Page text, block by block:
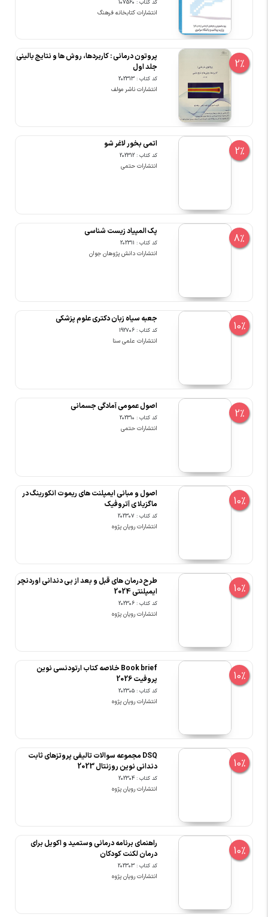
کد کتاب : 107560
انتشارات کتابخانه فرهنگ
2%
پروتون درمانی : کاربردها، روش ها و نتایج بالینی
جلد اول
کد کتاب : 202313
انتشارات ناشر مولف
2%
اتمی بخور لاغر شو
کد کتاب : 202312
انتشارات حتمی
8%
پک المپیاد زیست شناسی
کد کتاب : 202311
انتشارات دانش پژوهان جوان
10%
جعبه سیاه زبان دکتری علوم پزشکی
کد کتاب : 192706
انتشارات علمی سنا
2%
اصول عمومی آمادگی جسمانی
کد کتاب : 202310
انتشارات حتمی
10%
اصول و مبانی ایمپلنت های ریموت انکورینگ در
ماگزیلا ی آتروفیک
کد کتاب : 202307
انتشارات رویان پژوه
10%
طرح درمان های قبل و بعد از بی دندانی اوردنچر
ایمپلنتی 2024
کد کتاب : 202306
انتشارات رویان پژوه
10%
Book brief خلاصه کتاب ارتودنسی نوین
پروفیت 2026
کد کتاب : 202305
انتشارات رویان پژوه
10%
DSQ مجموعه سوالات تالیفی پروتزهای ثابت
دندانی نوین روزنتال 2023
کد کتاب : 202304
انتشارات رویان پژوه
10%
راهنمای برنامه درمانی وستمید و اکویل برای
درمان لکنت کودکان
کد کتاب : 202303
انتشارات رویان پژوه